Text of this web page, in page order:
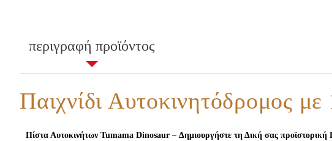
περιγραφή προϊόντος
Παιχνίδι Αυτοκινητόδρομος
Πίστα Αυτοκινήτων Tumama Dinosaur – Δημιουργήστε τη Δική σας προϊστορική